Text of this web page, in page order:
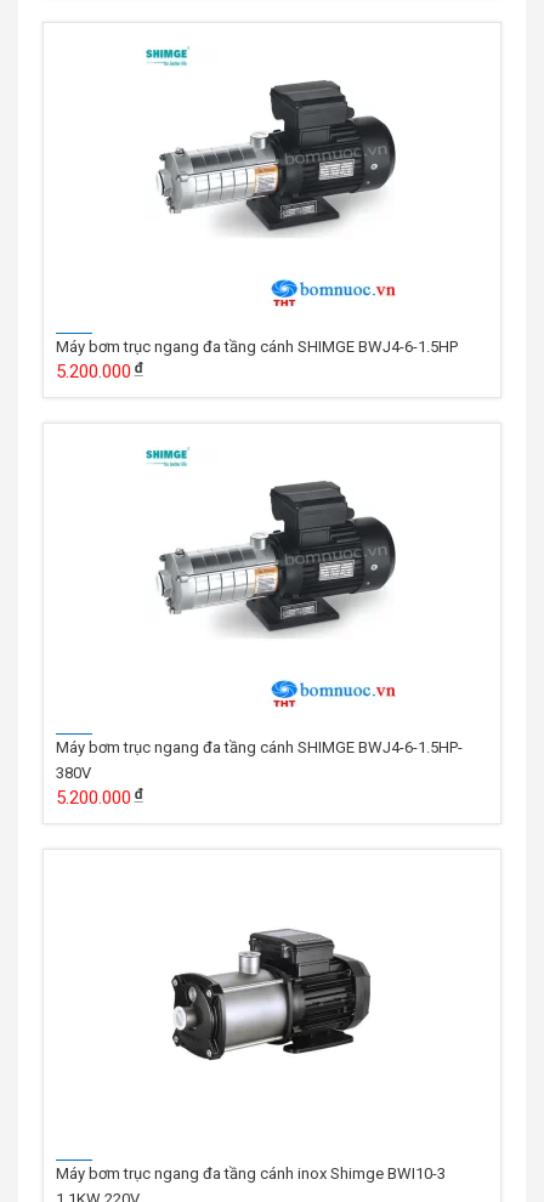
Máy bơm trục ngang đa tầng cánh SHIMGE BWJ4-6-1.5HP
5.200.000
Máy bơm trục ngang đa tầng cánh SHIMGE BWJ4-6-1.5HP-
380V
5.200.000
Máy bơm trục ngang đa tầng cánh inox Shimge BWI10-3